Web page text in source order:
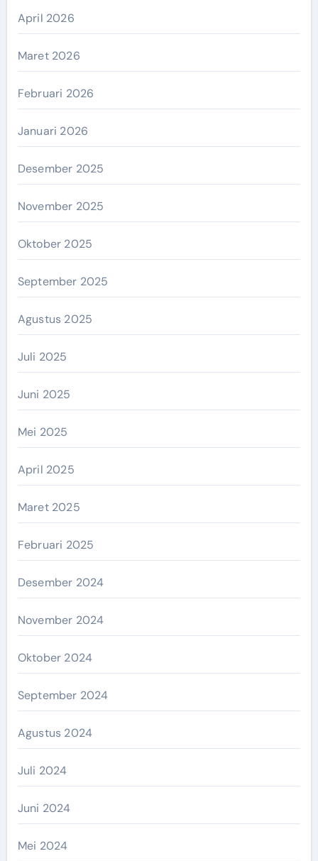
April 2026
Maret 2026
Februari 2026
Januari 2026
Desember 2025
November 2025
Oktober 2025
September 2025
Agustus 2025
Juli 2025
Juni 2025
Mei 2025
April 2025
Maret 2025
Februari 2025
Desember 2024
November 2024
Oktober 2024
September 2024
Agustus 2024
Juli 2024
Juni 2024
Mei 2024